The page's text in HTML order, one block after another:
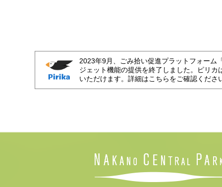
2023年9月、ごみ拾い促進プラットフォーム
ジェット機能の提供を終了しました。ピリカ
いただけます。詳細はこちらをご確認くださ